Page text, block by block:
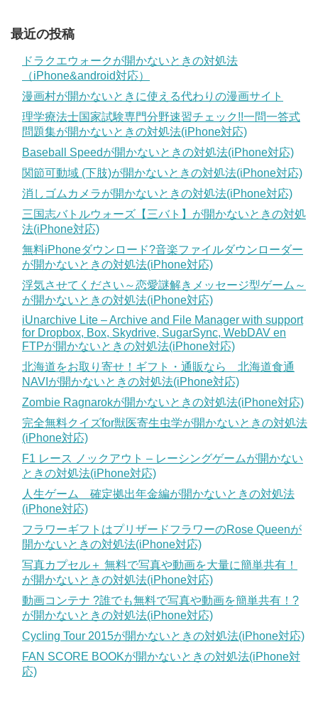
最近の投稿
ドラクエウォークが開かないときの対処法
（iPhone&android対応）
漫画村が開かないときに使える代わりの漫画サイト
理学療法士国家試験専門分野速習チェック!!一問一答式
問題集が開かないときの対処法(iPhone対応)
Baseball Speedが開かないときの対処法(iPhone対応)
関節可動域 (下肢)が開かないときの対処法(iPhone対応)
消しゴムカメラが開かないときの対処法(iPhone対応)
三国志バトルウォーズ【三バト】が開かないときの対処
法(iPhone対応)
無料iPhoneダウンロード?音楽ファイルダウンローダー
が開かないときの対処法(iPhone対応)
浮気させてください～恋愛謎解きメッセージ型ゲーム～
が開かないときの対処法(iPhone対応)
iUnarchive Lite – Archive and File Manager with support
for Dropbox, Box, Skydrive, SugarSync, WebDAV en
FTPが開かないときの対処法(iPhone対応)
北海道をお取り寄せ！ギフト・通販なら 北海道食通
NAVIが開かないときの対処法(iPhone対応)
Zombie Ragnarokが開かないときの対処法(iPhone対応)
完全無料クイズfor獣医寄生虫学が開かないときの対処法
(iPhone対応)
F1 レース ノックアウト – レーシングゲームが開かない
ときの対処法(iPhone対応)
人生ゲーム 確定拠出年金編が開かないときの対処法
(iPhone対応)
フラワーギフトはプリザードフラワーのRose Queenが
開かないときの対処法(iPhone対応)
写真カプセル＋ 無料で写真や動画を大量に簡単共有！
が開かないときの対処法(iPhone対応)
動画コンテナ ?誰でも無料で写真や動画を簡単共有！?
が開かないときの対処法(iPhone対応)
Cycling Tour 2015が開かないときの対処法(iPhone対応)
FAN SCORE BOOKが開かないときの対処法(iPhone対
応)